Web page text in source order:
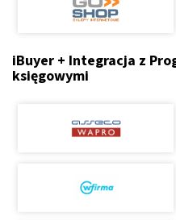
iBuyer + Integracja z
księgowymi